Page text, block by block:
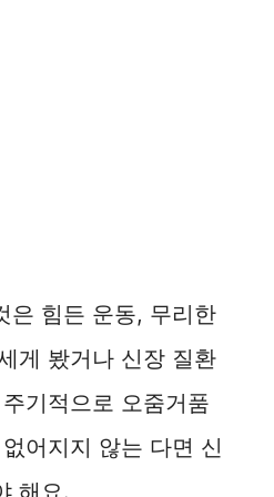
은 힘든 운동, 무리한
게 봤거나 신장 질환
기적으로 오줌거품
어지지 않는 다면 신
해요.